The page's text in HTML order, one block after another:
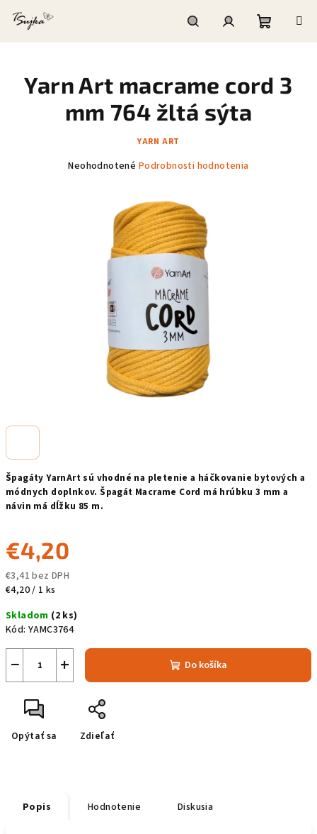
HľadaťPrihlásenie
košík
Špagáty YarnArt sú vhodné na pletenie a háčkovanie bytových a
módnych doplnkov. Špagát Macrame Cord má hrúbku 3 mm a
návin má dĺžku 85 m.
€4,20
€3,41 bez DPH
Jednotková
€4,20 / 1 ks
Skladom (2 ks)
Kód: YAMC3764
+
− Do košíka
Opýtať sa Zdieľať
Yarn Art macrame cord 3
mm 764 žltá sýta
YARN ART
Priemerné
hviezdičiek.
Neohodnotené Podrobnosti hodnotenia
Popis Hodnotenie Diskusia